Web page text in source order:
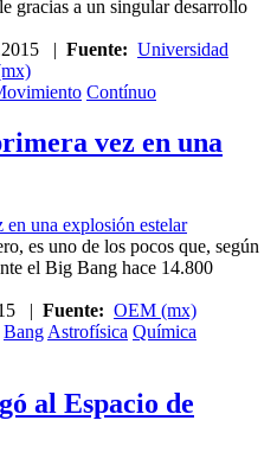
gracias a un singular desarrollo
| Fuente: Universidad
Contínuo
vez en una
es uno de los pocos que, según
el Big Bang hace 14.800
| Fuente: OEM (mx)
Bang Astrofísica Química
al Espacio de